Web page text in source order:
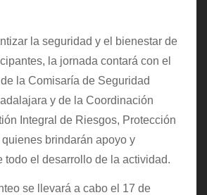
la seguridad y el bienestar de
la jornada contará con el
la Comisaría de Seguridad
y de la Coordinación
Integral de Riesgos, Protección
brindarán apoyo y
todo el desarrollo de la actividad.
se llevará a cabo el 17 de